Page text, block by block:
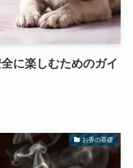
に楽しむためのガイ
お香の基礎